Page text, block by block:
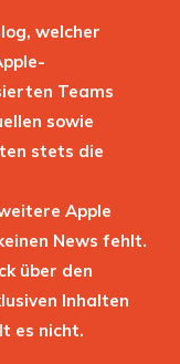
welcher
Teams
sowie
stets die
Apple
News fehlt.
über den
Inhalten
es nicht.